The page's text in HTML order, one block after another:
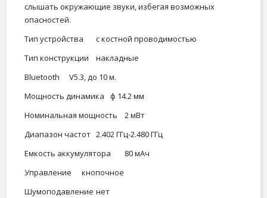
слышать окружающие звуки, избегая возможных
опасностей.
Тип устройства
с костной проводимостью
Тип конструкции
накладные
Вluetooth
V5.3, до 10 м.
Мощность динамика
ф 14.2 мм
Номинальная мощность
2 мВт
Диапазон частот 2.402 ГГц-2.480 ГГц
Емкость аккумулятора
80 мАч
Управление
кнопочное
Шумоподавление нет